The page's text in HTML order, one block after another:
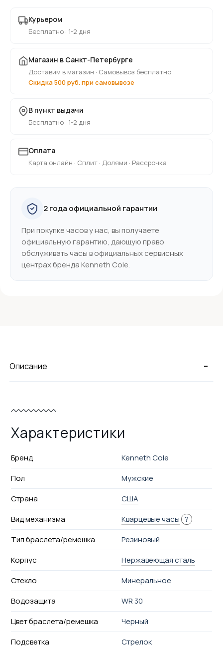
Курьером
Бесплатно · 1-2 дня
Магазин в Санкт-Петербурге
Доставим в магазин · Самовывоз бесплатно
Скидка 500 руб. при самовывозе
В пункт выдачи
Бесплатно · 1-2 дня
Оплата
Карта онлайн · Сплит · Долями · Рассрочка
2 года официальной гарантии
При покупке часов у нас, вы получаете
официальную гарантию, дающую право
обслуживать часы в официальных сервисных
центрах бренда Kenneth Cole.
-
Описание
Характеристики
Бренд
Kenneth Cole
Пол
Мужские
Страна
США
Вид механизма
Кварцевые часы ?
Тип браслета/ремешка
Резиновый
Корпус
Нержавеющая сталь
Стекло
Минеральное
Водозащита
WR 30
Цвет браслета/ремешка
Черный
Подсветка
Стрелок